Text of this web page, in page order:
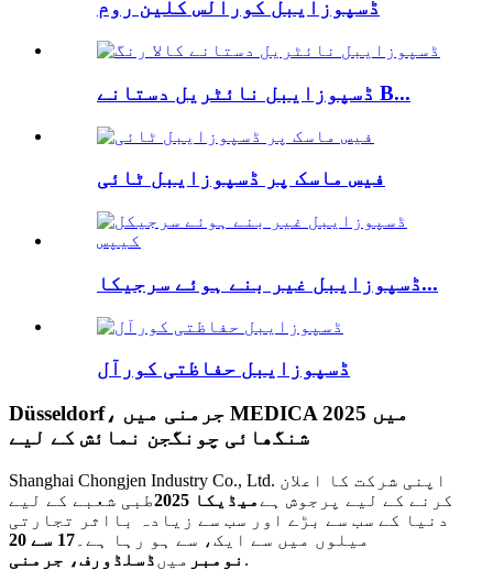
ڈسپوزایبل کورالس کلین روم
ڈسپوزایبل نائٹریل دستانے B...
فیس ماسک پر ڈسپوزایبل ٹائی
ڈسپوزایبل غیر بنے ہوئے سرجیکا...
ڈسپوزایبل حفاظتی کورآل
Düsseldorf، جرمنی میں MEDICA 2025 میں
شنگھائی چونگجن نمائش کے لیے
Shanghai Chongjen Industry Co., Ltd. اپنی شرکت کا اعلان
کرنے کے لیے پرجوش ہے میڈیکا 2025
طبی شعبے کے لیے
دنیا کے سب سے بڑے اور سب سے زیادہ بااثر تجارتی
میلوں میں سے ایک، سے ہو رہا ہے۔
17 سے 20
نومبر میں ڈسلڈورف، جرمنی
.